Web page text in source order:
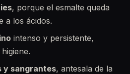
, porque el esmalte queda
a los ácidos.
intenso y persistente,
y sangrantes, antesala de la